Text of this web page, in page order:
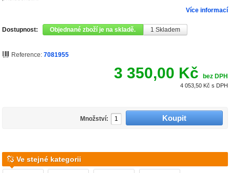
Více informací
Dostupnost: Objednané zboží je na skladě. 1 Skladem
Reference: 7081955
3 350,00 Kč bez DPH
4 053,50 Kč s DPH
Množství:
Ve stejné kategorii